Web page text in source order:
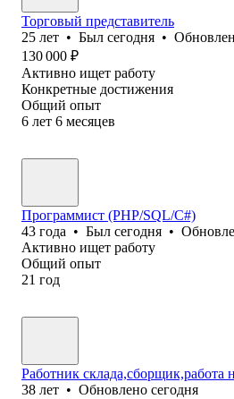
Торговый представитель
25 лет • Был сегодня •
130 000 ₽
Активно ищет работу
Конкретные достижения
Общий опыт
6 лет 6 месяцев
Программист (PHP/SQL/C#)
43 года • Был сегодня •
Активно ищет работу
Общий опыт
21 год
Работник склада,сборщик,работа
38 лет • Обновлено сегодня